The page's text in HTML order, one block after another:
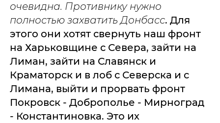
очевидна. Противнику нужно
полностью захватить Донбасс. Для
этого они хотят свернуть наш фронт
на Харьковщине с Севера, зайти на
Лиман, зайти на Славянск и
Краматорск и в лоб с Северска и с
Лимана, выйти и прорвать фронт
Покровск - Доброполье - Мирноград
- Константиновка. Это их